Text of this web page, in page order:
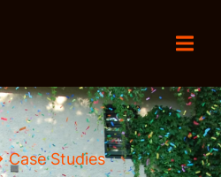
Case Studies